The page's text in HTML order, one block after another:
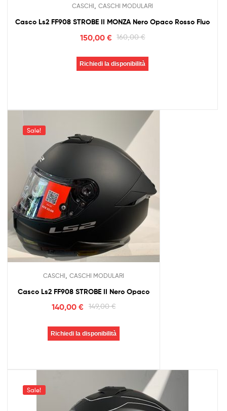
CASCHI CASCHI MODULARI
Casco Ls2 FF908 STROBE II MONZA Nero Opaco Rosso Fluo
160,00€
150,00 €
Richiedi la disponibilità
Sale!
CASCHI CASCHI MODULARI
Casco Ls2 FF908 STROBE II Nero Opaco
149,00€
140,00€
Richiedi la disponibilità
Sale!